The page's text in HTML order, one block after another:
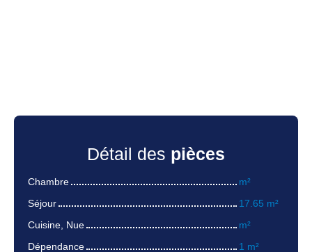
Détail des pièces
Chambre
m²
Séjour
17.65 m²
Cuisine, Nue
m²
Dépendance
1 m²